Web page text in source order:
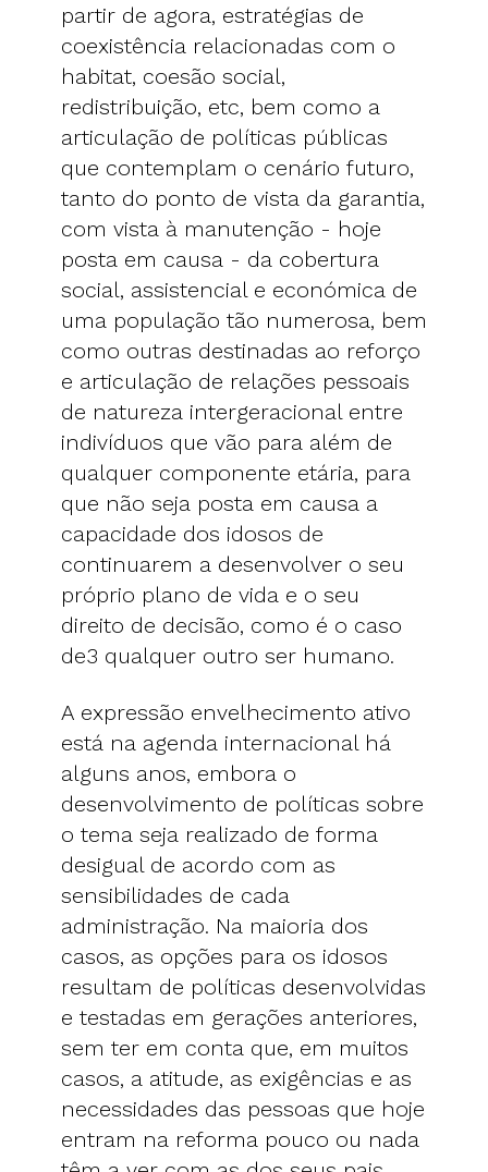
partir de agora, estratégias de
coexistência relacionadas com o
habitat, coesão social,
redistribuição, etc, bem como a
articulação de políticas públicas
que contemplam o cenário futuro,
tanto do ponto de vista da garantia,
com vista à manutenção - hoje
posta em causa - da cobertura
social, assistencial e económica de
uma população tão numerosa, bem
como outras destinadas ao reforço
e articulação de relações pessoais
de natureza intergeracional entre
indivíduos que vão para além de
qualquer componente etária, para
que não seja posta em causa a
capacidade dos idosos de
continuarem a desenvolver o seu
próprio plano de vida e o seu
direito de decisão, como é o caso
de3 qualquer outro ser humano.
A expressão envelhecimento ativo
está na agenda internacional há
alguns anos, embora o
desenvolvimento de políticas sobre
o tema seja realizado de forma
desigual de acordo com as
sensibilidades de cada
administração. Na maioria dos
casos, as opções para os idosos
resultam de políticas desenvolvidas
e testadas em gerações anteriores,
sem ter em conta que, em muitos
casos, a atitude, as exigências e as
necessidades das pessoas que hoje
entram na reforma pouco ou nada